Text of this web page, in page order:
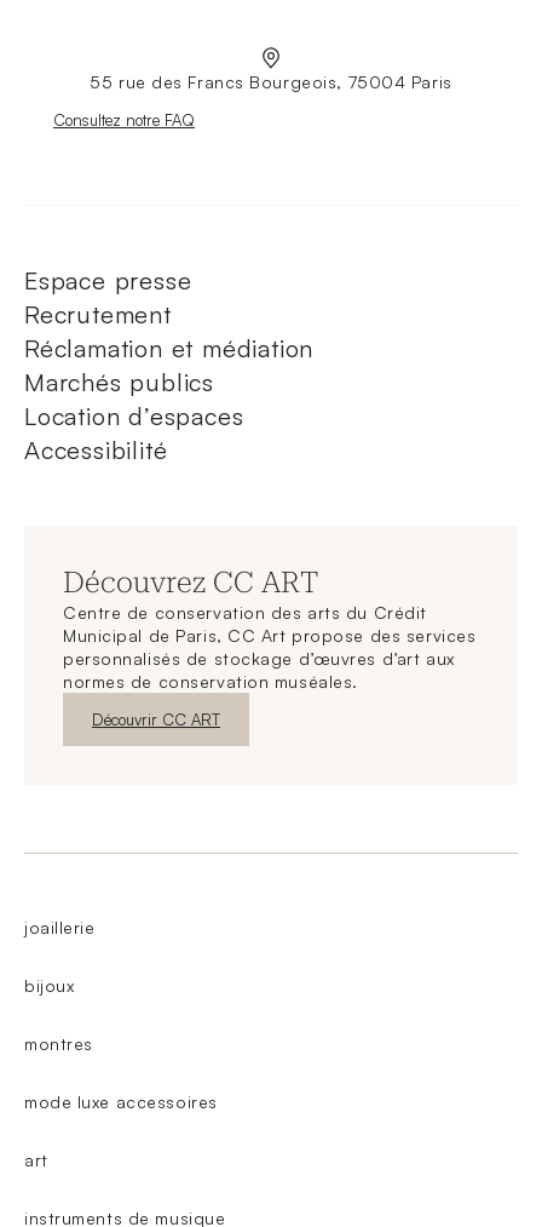
55 rue des Francs Bourgeois, 75004 Paris
Nouvelle fenêtre
Consultez notre FAQ
Espace presse
Recrutement
Réclamation et médiation
Marchés publics
Location d’espaces
Accessibilité
Découvrez CC ART
Centre de conservation des arts du Crédit
Municipal de Paris, CC Art propose des services
personnalisés de stockage d’œuvres d’art aux
normes de conservation muséales.
Nouvelle fenêtre
Découvrir CC ART
joaillerie
bijoux
montres
mode luxe accessoires
art
instruments de musique